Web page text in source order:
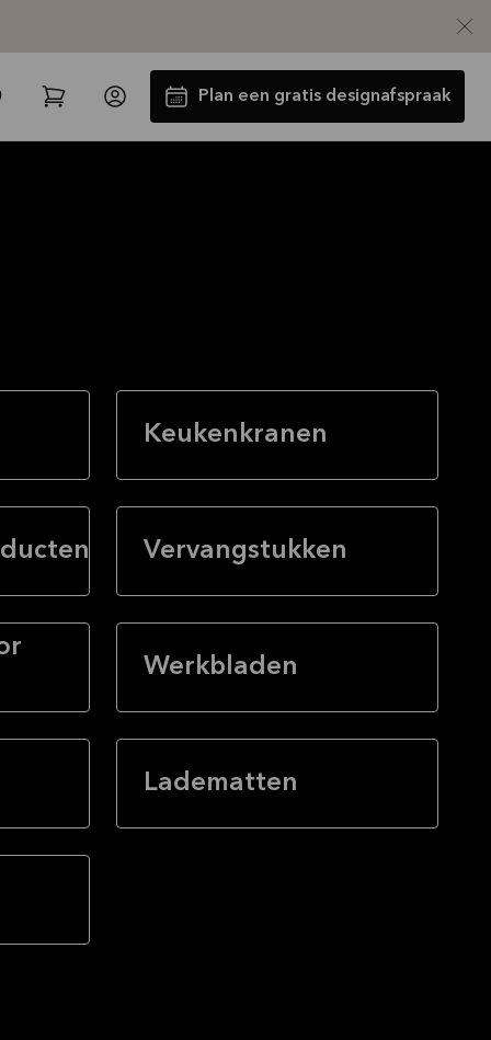
Plan een gratis designafspraak
Keukenkranen
Vervangstukken
Werkbladen
Ladematten